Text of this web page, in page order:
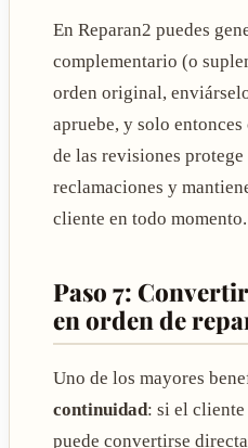
En Reparan2 puedes
complementario (o
orden original,
apruebe, y solo
de las revisiones
reclamaciones y
cliente en todo momento.
Paso 7:
en orden de
Uno de los mayores
continuidad: si el cliente
puede convertirse